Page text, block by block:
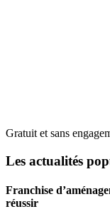
Gratuit et sans
Les actualités
Franchise
réussir